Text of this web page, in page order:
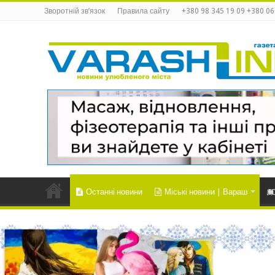
Зворотній зв’язок Правила сайту +380 98 345 19 09 +380
Останні новини Міські новини | Вараш